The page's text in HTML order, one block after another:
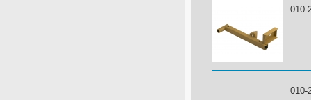
010-
010-